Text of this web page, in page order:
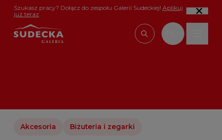
Przejdź do treści
Szukasz pracy? Dołącz do zespołu Galerii Sudeckiej! Aplikuj
już teraz.
Wpisz, czego
Akcesoria Biżuteria i zegarki